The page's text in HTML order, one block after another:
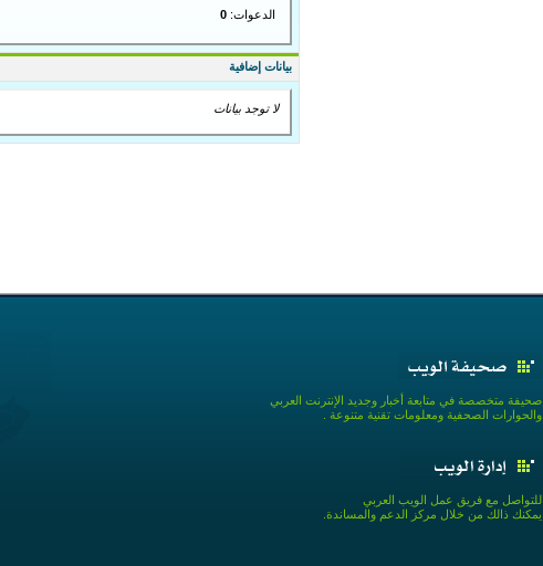
الدعوات: 0
بيانات إضافية
لا توجد بيانات
صحيفة متخصصة في متابعة أخبار وجديد الإنترنت العربي
والحوارات الصحفية ومعلومات تقنية متنوعة .
للتواصل مع فريق عمل الويب العربي
يمكنك ذالك من خلال مركز الدعم والمساندة.